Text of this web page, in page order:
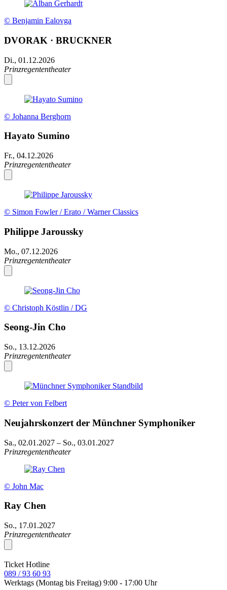
© Benjamin Ealovga
DVORAK · BRUCKNER
Di., 01.12.2026
Prinzregententheater
© Johanna Berghorn
Hayato Sumino
Fr., 04.12.2026
Prinzregententheater
© Simon Fowler / Erato / Warner Classics
Philippe Jaroussky
Mo., 07.12.2026
Prinzregententheater
© Christoph Köstlin / DG
Seong-Jin Cho
So., 13.12.2026
Prinzregententheater
© Peter von Felbert
Neujahrskonzert der Münchner Symphoniker
Sa., 02.01.2027 – So., 03.01.2027
Prinzregententheater
© John Mac
Ray Chen
So., 17.01.2027
Prinzregententheater
Ticket Hotline
089 / 93 60 93
Werktags (Montag bis Freitag) 9:00 - 17:00 Uhr